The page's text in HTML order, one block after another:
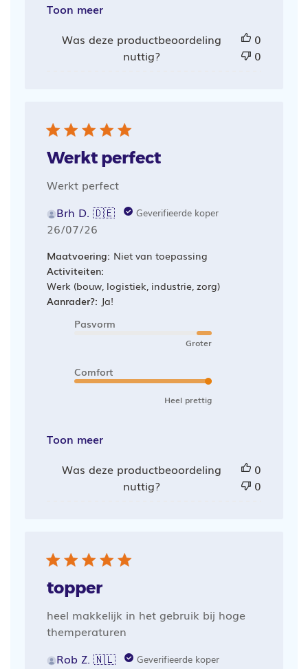
Toon meer
Was deze productbeoordeling
nuttig?
0
0
Werkt perfect
Werkt perfect
Brh D. 🇩🇪
Geverifieerde koper
Publicatiedatum
26/07/26
Maatvoering: Niet van toepassing
Activiteiten:
Werk (bouw, logistiek, industrie, zorg)
Aanrader?: Ja!
Pasvorm
Groter
Comfort
Heel prettig
Toon meer
Was deze productbeoordeling
nuttig?
0
0
topper
heel makkelijk in het gebruik bij hoge
themperaturen
Rob Z. 🇳🇱
Geverifieerde koper